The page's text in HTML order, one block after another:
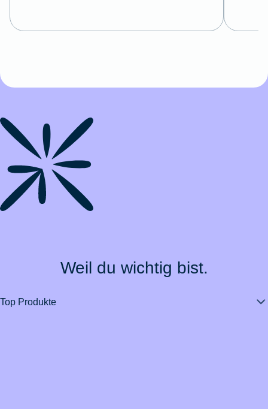
Weil du wichtig bist.
Top Produkte